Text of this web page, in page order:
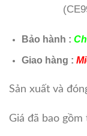
Bảo hành :
Giao hàng :
Sản xuất và
Giá đã bao gồm